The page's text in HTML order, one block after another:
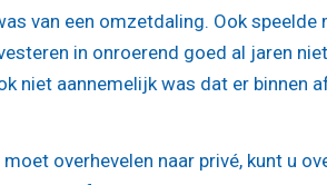
van een omzetdaling. Ook speelde
in onroerend goed al jaren
niet aannemelijk was dat er binnen
overhevelen naar privé, kunt u